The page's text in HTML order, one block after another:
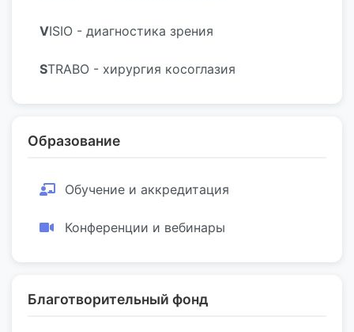
VISIO - диагностика зрения
STRABO - хирургия косоглазия
Образование
Обучение и аккредитация
Конференции и вебинары
Благотворительный фонд